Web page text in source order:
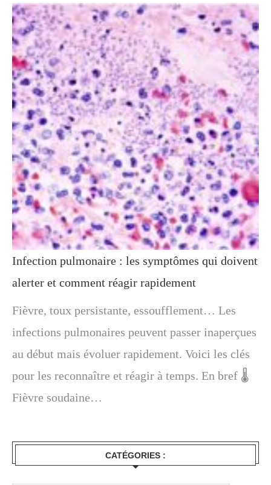
Infection pulmonaire : les symptômes qui doivent
alerter et comment réagir rapidement
Fièvre, toux persistante, essoufflement… Les
infections pulmonaires peuvent passer inaperçues
au début mais évoluer rapidement. Voici les clés
pour les reconnaître et réagir à temps. En bref 🌡️
Fièvre soudaine…
CATÉGORIES :